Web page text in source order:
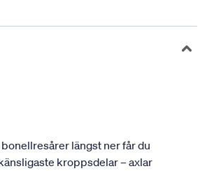
längst ner får du
kroppsdelar – axlar